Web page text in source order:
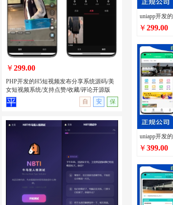
2026新版去水印小程序源码 v1.6.5 带流
量主
无演示
PHP开发的H5短视频发布分享系统源码/
美女短视频系统/支持点赞/收藏/评论开
源版
￥299.00
PHP开发的H5短视频发布分享系统源码/美
女短视频系统/支持点赞/收藏/评论开源版
自
安 保
￥299.00
￥399.00